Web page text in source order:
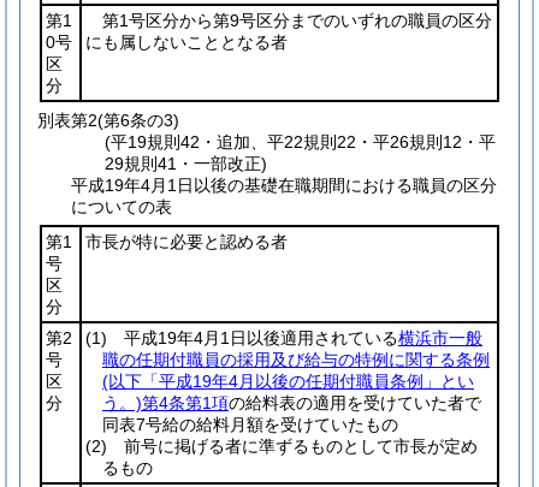
第1
0号
区
分
第1号区分から第9号区分までのいずれの職員の区分
にも属しないこととなる者
別表第2(第6条の3)
(平19規則42・追加、平22規則22・平26規則12・平
29規則41・一部改正)
平成19年4月1日以後の基礎在職期間における職員の区分
についての表
第1
号
区
分
市長が特に必要と認める者
第2
号
区
分
(1) 平成19年4月1日以後適用されている横浜市一般
職の任期付職員の採用及び給与の特例に関する条例
(以下「平成19年4月以後の任期付職員条例」とい
う。)第4条第1項の給料表の適用を受けていた者で
同表7号給の給料月額を受けていたもの
(2) 前号に掲げる者に準ずるものとして市長が定め
るもの